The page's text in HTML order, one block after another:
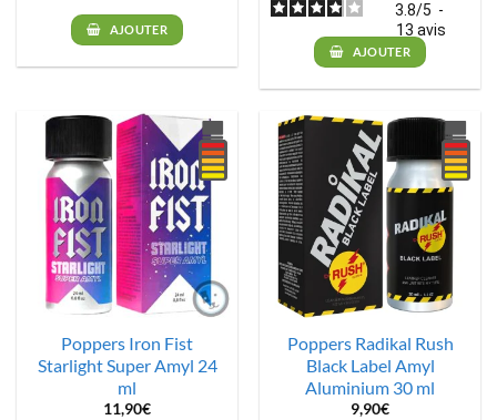
AJOUTER
3.8/5 -
13 avis
AJOUTER
Poppers Iron Fist
Starlight Super Amyl 24
ml
11,90€
Poppers Radikal Rush
Black Label Amyl
Aluminium 30 ml
9,90€